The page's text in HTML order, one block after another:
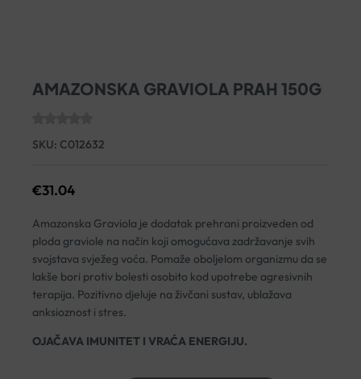
AMAZONSKA GRAVIOLA PRAH 150G
SKU: C012632
€31.04
Amazonska Graviola je dodatak prehrani proizveden od
ploda graviole na način koji omogućava zadržavanje svih
svojstava svježeg voća. Pomaže oboljelom organizmu da se
lakše bori protiv bolesti osobito kod upotrebe agresivnih
terapija. Pozitivno djeluje na živčani sustav, ublažava
anksioznost i stres.
OJAČAVA IMUNITET I VRAĆA ENERGIJU.